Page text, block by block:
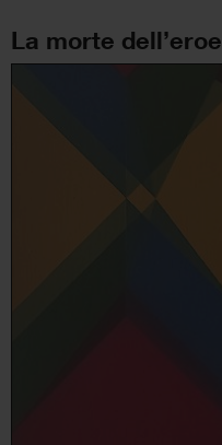
La morte dell’eroe